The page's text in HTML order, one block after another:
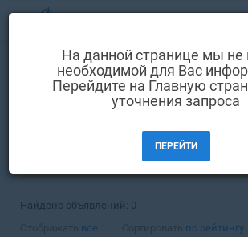
Выбрать язык
Вход и регистрация
Комментарии к объявления
Как добавить объявление
Покупка Дом
ФИЛЬТРЫ (1)
Найдено объявлений: 0
все по рейтингу
На данной странице мы
необходимой для Вас
Перейдите на Главную
уточнения запроса
ПЕРЕЙТИ